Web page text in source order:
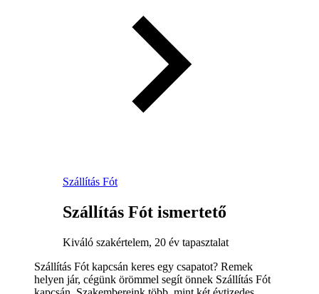
Szállítás Fót
Szállítás Fót ismertető
Kiváló szakértelem, 20 év tapasztalat
Szállítás Fót kapcsán keres egy csapatot? Remek
helyen jár, cégünk örömmel segít önnek Szállítás Fót